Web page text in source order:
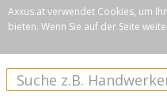
Axxus.at verwendet Cookies, um
bieten. Wenn Sie auf der Seite